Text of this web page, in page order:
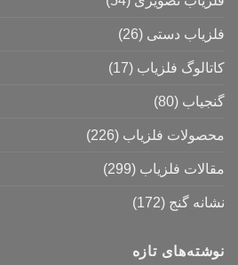
فلزیاب دستی (26)
کاتالوگ فلزیاب (17)
گنجیاب (80)
محصولات فلزیاب (226)
مقالات فلزیاب (299)
نشانه گنج (172)
نوشته‌های تازه